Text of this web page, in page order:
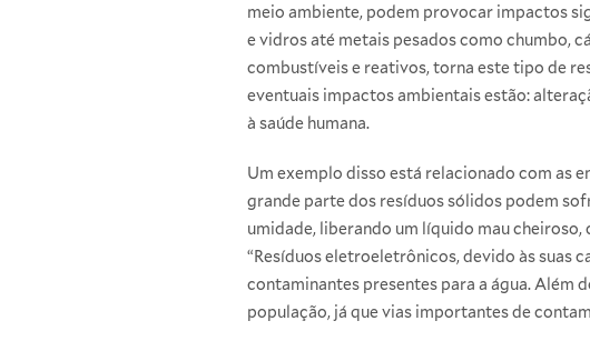
meio ambiente, podem provocar impactos
e vidros até metais pesados como chumbo,
combustíveis e reativos, torna este tipo de
eventuais impactos ambientais estão:
à saúde humana.
Um exemplo disso está relacionado com as
grande parte dos resíduos sólidos podem
umidade, liberando um líquido mau
“Resíduos eletroeletrônicos, devido às suas
contaminantes presentes para a água. Além
população, já que vias importantes de